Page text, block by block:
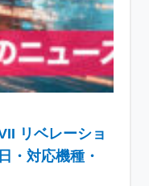
リベレーショ
・対応機種・